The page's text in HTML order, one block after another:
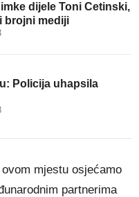
dijele Toni Cetinski,
brojni mediji
Policija uhapsila
mjestu osjećamo
partnerima